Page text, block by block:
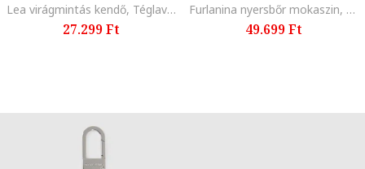
Lea virágmintás kendő, Téglavörös
27.299 Ft
Furlanina nyersbőr mokaszin, Barna/Világosbarna
49.699 Ft